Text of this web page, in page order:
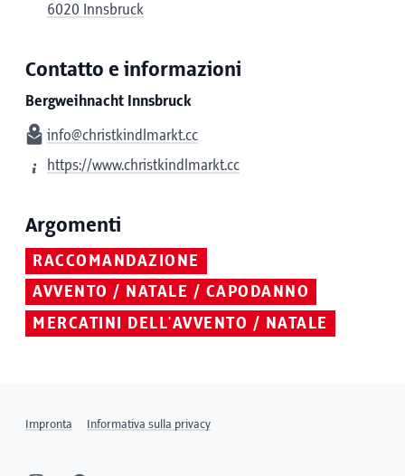
6020 Innsbruck
Contatto e informazioni
Bergweihnacht Innsbruck
info@christkindlmarkt.cc
https://www.christkindlmarkt.cc
Argomenti
RACCOMANDAZIONE
AVVENTO / NATALE / CAPODANNO
MERCATINI DELL'AVVENTO / NATALE
Impronta Informativa sulla privacy